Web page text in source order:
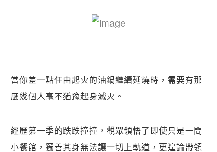
當你差一點任由起火的油鍋繼續延燒時，需要有那
麼幾個人毫不猶豫起身滅火。
經歷第一季的跌跌撞撞，觀眾領悟了即使只是一間
小餐館，獨善其身無法讓一切上軌道，更遑論帶領